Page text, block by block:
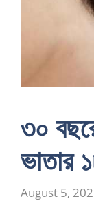
৩০
ভাতার
August 5,